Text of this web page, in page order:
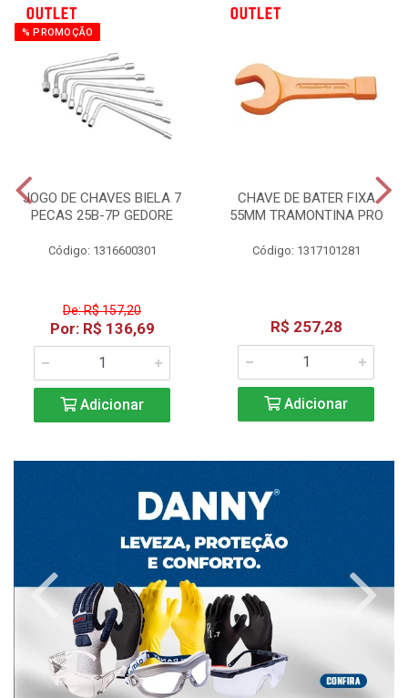
% PROMOÇÃO
JOGO DE CHAVES BIELA 7
PECAS 25B-7P GEDORE
Código: 1316600301
De: R$ 157,20
Por: R$ 136,69
Adicionar
CHAVE DE BATER FIXA
55MM TRAMONTINA PRO
Código: 1317101281
R$ 257,28
Adicionar